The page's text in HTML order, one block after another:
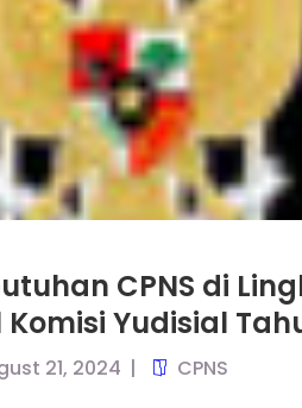
CPNS di
Yudisial
21, 2024
CPNS